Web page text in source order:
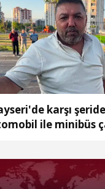
karşı
ile minibüs